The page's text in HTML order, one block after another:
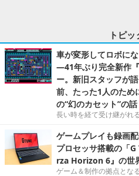
トピッ
車が変形してロボに
―41年ぶり完全新作
ー。新旧スタッフが
前、たった1人のため
の“幻のカセット”の話
長い時を経て受け継がれ
ゲームプレイも録画
プロセッサ搭載の「
rza Horizon 6』の世
ゲーム＆制作の拠点とな